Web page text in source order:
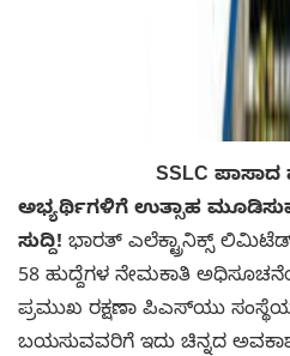
SSLC
ಅಭ್ಯರ್ಥಿಗಳಿಗೆ ಉತ್ಸಾಹ
ಸುದ್ದಿ! ಭಾರತ್ ಎಲೆಕ್ಟ್ರಾನಿಕ್ಸ್
58 ಹುದ್ದೆಗಳ ನೇಮಕಾತಿ
ಪ್ರಮುಖ ರಕ್ಷಣಾ ಪಿಎಸ್‌ಯು
ಬಯಸುವವರಿಗೆ ಇದು ಚಿನ್ನದ